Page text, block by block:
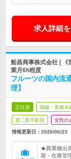
求人詳細
船昌商事株式会社 |
業月6h程度
フルーツの国内流
理】
正社員 職種・業種未
第二新卒歓迎 女性の
情報更新日：2026/06/23
★異業種出
荷・在庫管